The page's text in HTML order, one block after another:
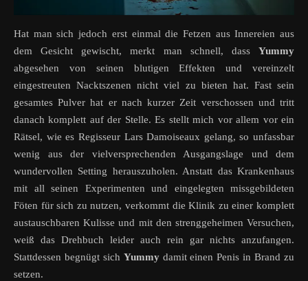
Hat man sich jedoch erst einmal die Fetzen aus Innereien aus
dem Gesicht gewischt, merkt man schnell, dass Yummy
abgesehen von seinen blutigen Effekten und vereinzelt
eingestreuten Nacktszenen nicht viel zu bieten hat. Fast sein
gesamtes Pulver hat er nach kurzer Zeit verschossen und tritt
danach komplett auf der Stelle. Es stellt mich vor allem vor ein
Rätsel, wie es Regisseur Lars Damoiseaux gelang, so unfassbar
wenig aus der vielversprechenden Ausgangslage und dem
wundervollen Setting herauszuholen. Anstatt das Krankenhaus
mit all seinen Experimenten und eingelegten missgebildeten
Föten für sich zu nutzen, verkommt die Klinik zu einer komplett
austauschbaren Kulisse und mit den strenggeheimen Versuchen,
weiß das Drehbuch leider auch rein gar nichts anzufangen.
Stattdessen begnügt sich Yummydamit einen Penis in Brand zu
setzen.